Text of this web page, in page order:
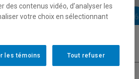
2026 Horaire - Automne 2026
des contenus vidéo, d’analyser les
votre choix en sélectionnant
Tout refuser
les témoins